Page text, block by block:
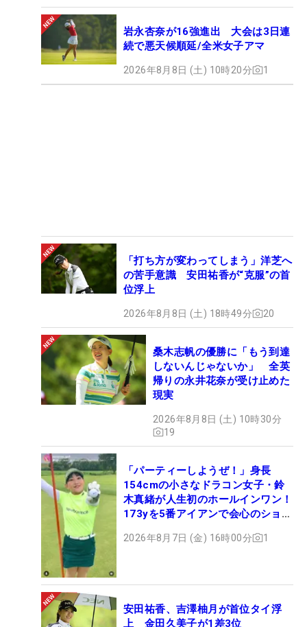
岩永杏奈が16強進出 大会は3日連
続で悪天候順延/全米女子アマ
2026年8月8日 (土) 10時20分 1
「打ち方が変わってしまう」洋芝へ
の苦手意識 安田祐香が“克服”の首
位浮上
2026年8月8日 (土) 18時49分 20
桑木志帆の優勝に「もう到達
しないんじゃないか」 全英
帰りの永井花奈が受け止めた
現実
2026年8月8日 (土) 10時30分
19
「パーティーしようぜ！」身長
154cmの小さなドラコン女子・鈴
木真緒が人生初のホールインワン！
173yを5番アイアンで会心のショッ
2026年8月7日 (金) 16時00分 1
安田祐香、吉澤柚月が首位タイ浮
上 金田久美子が1差3位